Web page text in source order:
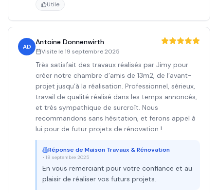
Utile
AD
Antoine Donnenwirth
Visite le19 septembre 2025
Très satisfait des travaux réalisés par Jimy pour
créer notre chambre d’amis de 13m2, de l’avant-
projet jusqu’à la réalisation. Professionnel, sérieux,
travail de qualité réalisé dans les temps annoncés,
et très sympathique de surcroît. Nous
recommandons sans hésitation, et ferons appel à
lui pour de futur projets de rénovation !
Réponse de Maison Travaux & Rénovation
• 19 septembre 2025
En vous remerciant pour votre confiance et au
plaisir de réaliser vos futurs projets.